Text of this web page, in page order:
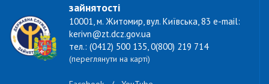
зайнятості
10001, м. Житомир, вул. Київська, 83 e-mail:
kerivn@zt.dcz.gov.ua
тел.: (0412) 500 135, 0(800) 219 714
(переглянути на карті)